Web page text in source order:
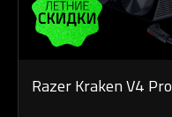
Razer Kraken V4 Pro